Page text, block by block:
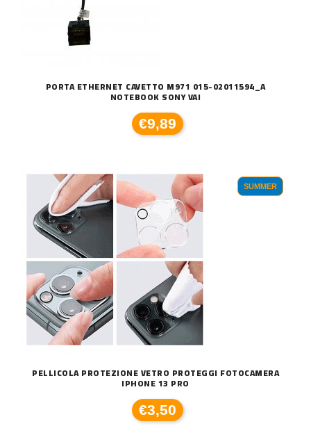
PORTA ETHERNET CAVETTO M971 015-02011594_A
NOTEBOOK SONY VAI
€9,89
SUMMER
PELLICOLA PROTEZIONE VETRO PROTEGGI FOTOCAMERA
IPHONE 13 PRO
€3,50